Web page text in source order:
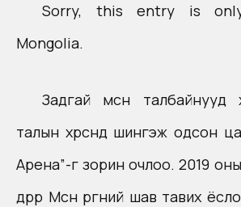
Sorry, this entry is
Mongolia.
Задгай мөсөн
талын хөрсөнд шингэж одсон
Арена”-г зорин очлоо. 2019
өдрөөр Мөсөн өргөөний шав тавих